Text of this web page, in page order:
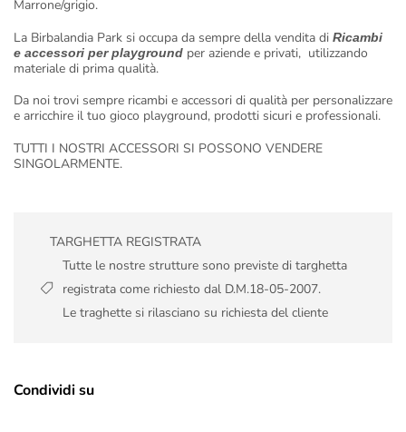
Marrone/grigio.
La Birbalandia Park si occupa da sempre della vendita di Ricambi
e accessori per playground per aziende e privati, utilizzando
materiale di prima qualità.
Da noi trovi sempre ricambi e accessori di qualità per personalizzare
e arricchire il tuo gioco playground, prodotti sicuri e professionali.
TUTTI I NOSTRI ACCESSORI SI POSSONO VENDERE
SINGOLARMENTE.
TARGHETTA REGISTRATA
Tutte le nostre strutture sono previste di targhetta
registrata come richiesto dal D.M.18-05-2007.
Le traghette si rilasciano su richiesta del cliente
Condividi su